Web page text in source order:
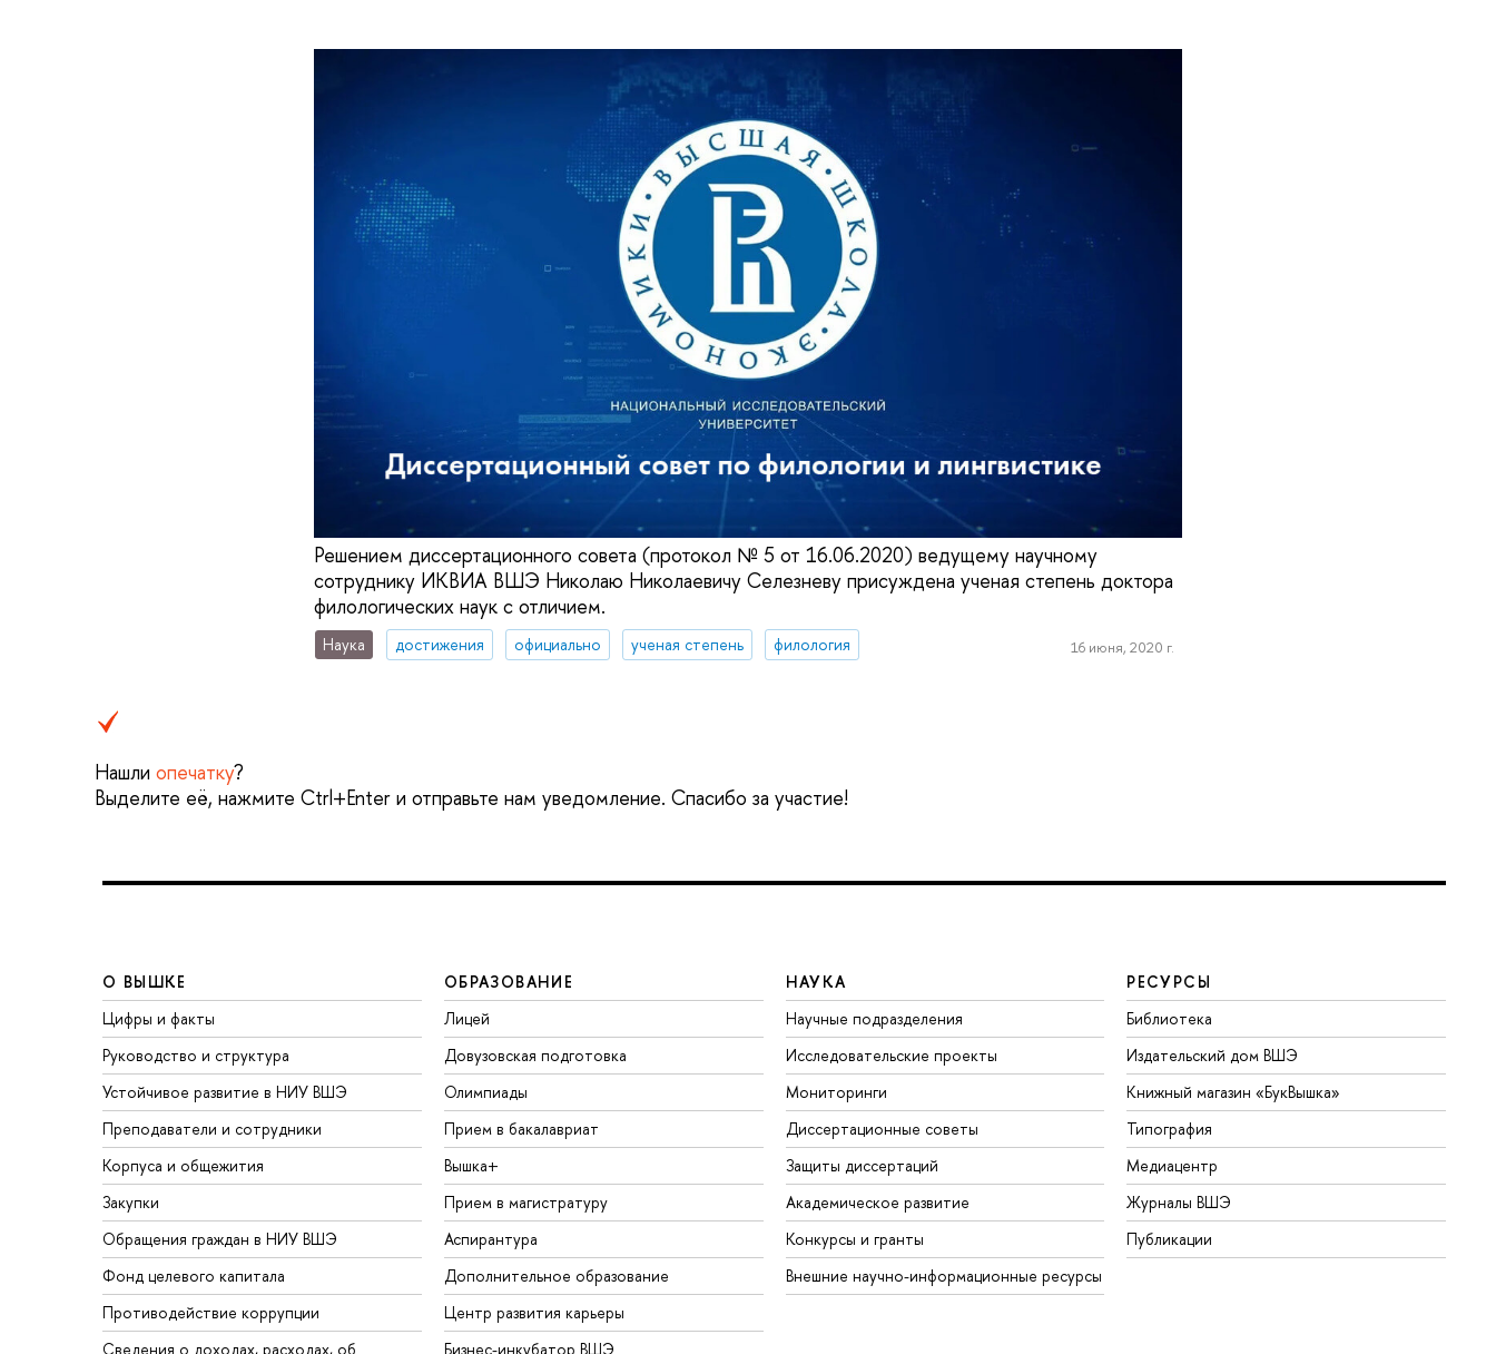
Решением диссертационного совета (протокол № 5 от 16.06.2020) ведущему научному
сотруднику ИКВИА ВШЭ Николаю Николаевичу Селезневу присуждена ученая степень доктора
филологических наук с отличием.
Наука достижения официально ученая степень филология 16 июня, 2020 г.
Нашли опечатку?
Выделите её, нажмите Ctrl+Enter и отправьте нам уведомление. Спасибо за участие!
О ВЫШКЕ
Цифры и факты
Руководство и структура
Устойчивое развитие в НИУ ВШЭ
Преподаватели и сотрудники
Корпуса и общежития
Закупки
Обращения граждан в НИУ ВШЭ
Фонд целевого капитала
Противодействие коррупции
Сведения о доходах, расходах, об
ОБРАЗОВАНИЕ
Лицей
Довузовская подготовка
Олимпиады
Прием в бакалавриат
Вышка+
Прием в магистратуру
Аспирантура
Дополнительное образование
Центр развития карьеры
Бизнес-инкубатор ВШЭ
НАУКА
Научные подразделения
Исследовательские проекты
Мониторинги
Диссертационные советы
Защиты диссертаций
Академическое развитие
Конкурсы и гранты
Внешние научно-информационные ресурсы
РЕСУРСЫ
Библиотека
Издательский дом ВШЭ
Книжный магазин «БукВышка»
Типография
Медиацентр
Журналы ВШЭ
Публикации